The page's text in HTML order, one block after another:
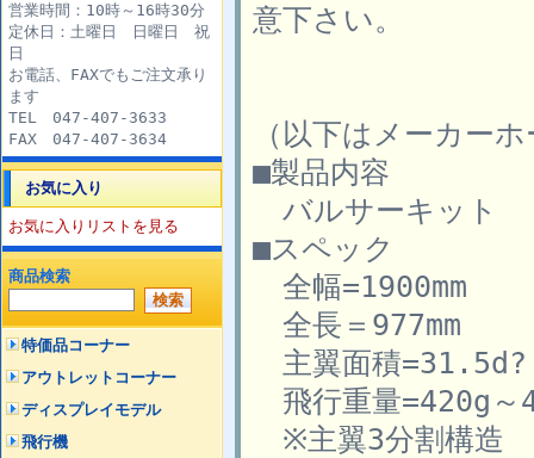
営業時間：10時～16時30分
定休日：土曜日 日曜日 祝
日
お電話、FAXでもご注文承り
ます
TEL 047-407-3633
FAX 047-407-3634
お気に入り
お気に入りリストを見る
商品検索
特価品コーナー
アウトレットコーナー
ディスプレイモデル
飛行機
意下さい。
（以下はメーカー
■製品内容
バルサーキット
■スペック
全幅=1900mm
全長＝977mm
主翼面積=31.5d?
飛行重量=420g～
※主翼3分割構造